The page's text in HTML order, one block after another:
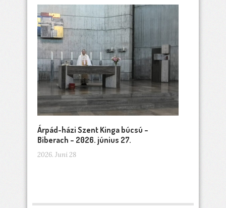
Árpád-házi Szent Kinga búcsú –
Biberach – 2026. június 27.
2026. Juni 28